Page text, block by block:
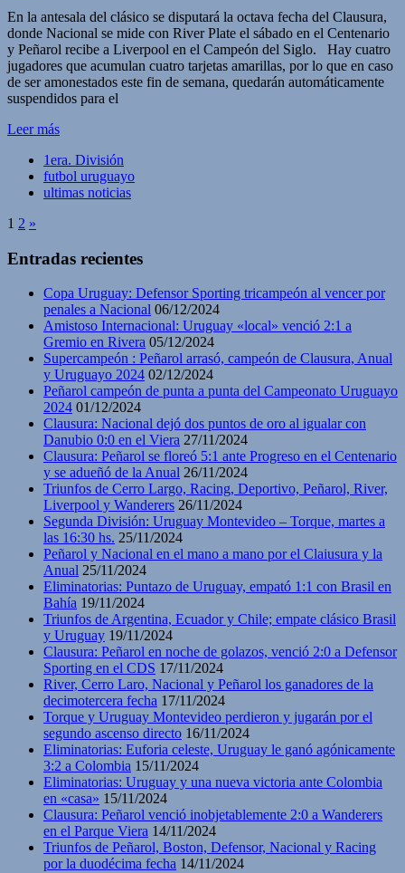
Compartir
En la antesala del clásico se disputará la octava fecha del Clausura,
donde Nacional se mide con River Plate el sábado en el Centenario
y Peñarol recibe a Liverpool en el Campeón del Siglo. Hay cuatro
jugadores que acumulan cuatro tarjetas amarillas, por lo que en caso
de ser amonestados este fin de semana, quedarán automáticamente
suspendidos para el
Leer más
1era. División
futbol uruguayo
ultimas noticias
1 2 »
Entradas recientes
Copa Uruguay: Defensor Sporting tricampeón al vencer por
penales a Nacional 06/12/2024
Amistoso Internacional: Uruguay «local» venció 2:1 a
Gremio en Rivera 05/12/2024
Supercampeón : Peñarol arrasó, campeón de Clausura, Anual
y Uruguayo 2024 02/12/2024
Peñarol campeón de punta a punta del Campeonato Uruguayo
2024 01/12/2024
Clausura: Nacional dejó dos puntos de oro al igualar con
Danubio 0:0 en el Viera 27/11/2024
Clausura: Peñarol se floreó 5:1 ante Progreso en el Centenario
y se adueñó de la Anual 26/11/2024
Triunfos de Cerro Largo, Racing, Deportivo, Peñarol, River,
Liverpool y Wanderers 26/11/2024
Segunda División: Uruguay Montevideo – Torque, martes a
las 16:30 hs. 25/11/2024
Peñarol y Nacional en el mano a mano por el Claiusura y la
Anual 25/11/2024
Eliminatorias: Puntazo de Uruguay, empató 1:1 con Brasil en
Bahía 19/11/2024
Triunfos de Argentina, Ecuador y Chile; empate clásico Brasil
y Uruguay 19/11/2024
Clausura: Peñarol en noche de golazos, venció 2:0 a Defensor
Sporting en el CDS 17/11/2024
River, Cerro Laro, Nacional y Peñarol los ganadores de la
decimotercera fecha 17/11/2024
Torque y Uruguay Montevideo perdieron y jugarán por el
segundo ascenso directo 16/11/2024
Eliminatorias: Euforia celeste, Uruguay le ganó agónicamente
3:2 a Colombia 15/11/2024
Eliminatorias: Uruguay y una nueva victoria ante Colombia
en «casa» 15/11/2024
Clausura: Peñarol venció inobjetablemente 2:0 a Wanderers
en el Parque Viera 14/11/2024
Triunfos de Peñarol, Boston, Defensor, Nacional y Racing
por la duodécima fecha 14/11/2024